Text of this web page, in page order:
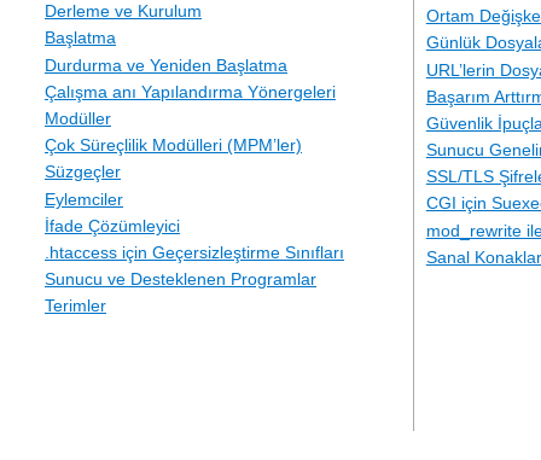
Derleme ve Kurulum
Başlatma
Durdurma ve Yeniden Başlatma
Çalışma anı Yapılandırma Yönergeleri
Modüller
Çok Süreçlilik Modülleri (MPM’ler)
Süzgeçler
Eylemciler
İfade Çözümleyici
.htaccess için Geçersizleştirme Sınıfları
Sunucu ve Desteklenen Programlar
Terimler
Ortam
Günlük
URL’lerin
Başarım
Güvenlik
Sunucu
SSL/TLS
CGI için
mod_rewrite
Sanal Konaklar